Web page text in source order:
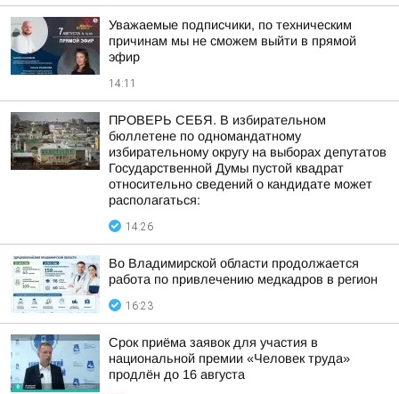
Уважаемые подписчики, по техническим
причинам мы не сможем выйти в прямой
эфир
14:11
ПРОВЕРЬ СЕБЯ. В избирательном
бюллетене по одномандатному
избирательному округу на выборах депутатов
Государственной Думы пустой квадрат
относительно сведений о кандидате может
располагаться:
14:26
Во Владимирской области продолжается
работа по привлечению медкадров в регион
16:23
Срок приёма заявок для участия в
национальной премии «Человек труда»
продлён до 16 августа